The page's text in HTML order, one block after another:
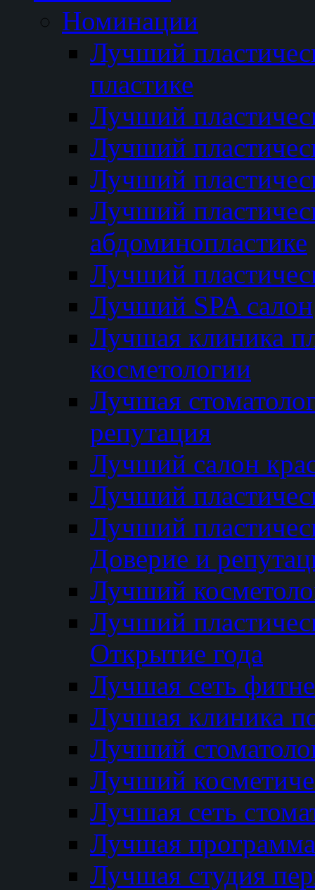
Номинации
Лучший
пластике
Лучший
Лучший
Лучший
Лучший
абдоминопластике
Лучший
Лучший SPA салон
Лучшая клиника
косметологии
Лучшая
репутация
Лучший салон
Лучший
Лучший
Доверие и
Лучший
Лучший
Открытие года
Лучшая сеть
Лучшая клиника
Лучший
Лучший
Лучшая сеть
Лучшая программа
Лучшая студия